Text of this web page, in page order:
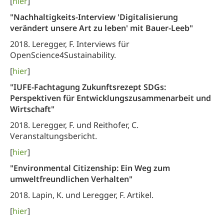
"Nachhaltigkeits-Interview 'Digitalisierung
verändert unsere Art zu leben' mit Bauer-Leeb"
2018. Leregger, F. Interviews für
OpenScience4Sustainability.
[hier]
"IUFE-Fachtagung Zukunftsrezept SDGs:
Perspektiven für Entwicklungszusammenarbeit und
Wirtschaft"
2018. Leregger, F. und Reithofer, C.
Veranstaltungsbericht.
[hier]
"Environmental Citizenship: Ein Weg zum
umweltfreundlichen Verhalten"
2018. Lapin, K. und Leregger, F. Artikel.
[hier]